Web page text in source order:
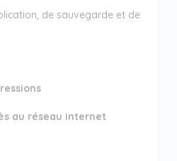
de sauvegarde et de
au réseau internet